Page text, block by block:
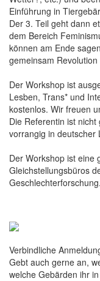
Einführung in
Der 3. Teil geht dann
dem Bereich
können am Ende
gemeinsam
Der Workshop ist
Lesben, Trans* und
kostenlos. Wir freuen
Die Referentin ist
vorrangig in deutscher
Der Workshop ist eine
Gleichstellungsbüros
Geschlechterforschung.
Verbindliche
Gebt auch gerne an,
welche Gebärden ihr